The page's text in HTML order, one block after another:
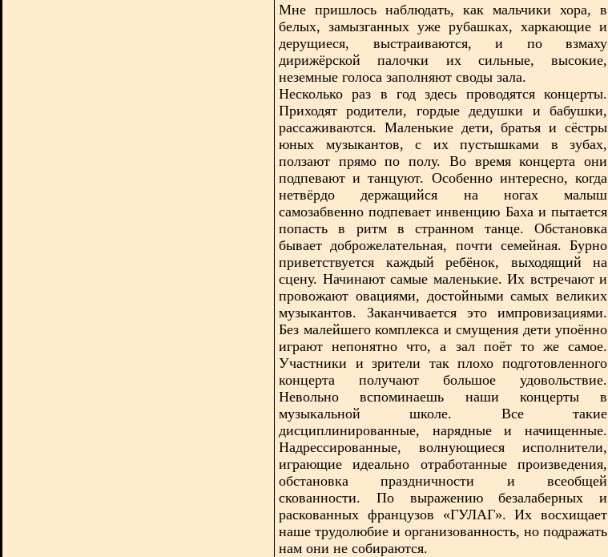
Мне пришлось наблюдать, как мальчики хора, в
белых, замызганных уже рубашках, харкающие и
дерущиеся, выстраиваются, и по взмаху
дирижёрской палочки их сильные, высокие,
неземные голоса заполняют своды зала.
Несколько раз в год здесь проводятся концерты.
Приходят родители, гордые дедушки и бабушки,
рассаживаются. Маленькие дети, братья и сёстры
юных музыкантов, с их пустышками в зубах,
ползают прямо по полу. Во время концерта они
подпевают и танцуют. Особенно интересно, когда
нетвёрдо держащийся на ногах малыш
самозабвенно подпевает инвенцию Баха и пытается
попасть в ритм в странном танце. Обстановка
бывает доброжелательная, почти семейная. Бурно
приветствуется каждый ребёнок, выходящий на
сцену. Начинают самые маленькие. Их встречают и
провожают овациями, достойными самых великих
музыкантов. Заканчивается это импровизациями.
Без малейшего комплекса и смущения дети упоённо
играют непонятно что, а зал поёт то же самое.
Участники и зрители так плохо подготовленного
концерта получают большое удовольствие.
Невольно вспоминаешь наши концерты в
музыкальной школе. Все такие
дисциплинированные, нарядные и начищенные.
Надрессированные, волнующиеся исполнители,
играющие идеально отработанные произведения,
обстановка праздничности и всеобщей
скованности. По выражению безалаберных и
раскованных французов «ГУЛАГ». Их восхищает
наше трудолюбие и организованность, но подражать
нам они не собираются.